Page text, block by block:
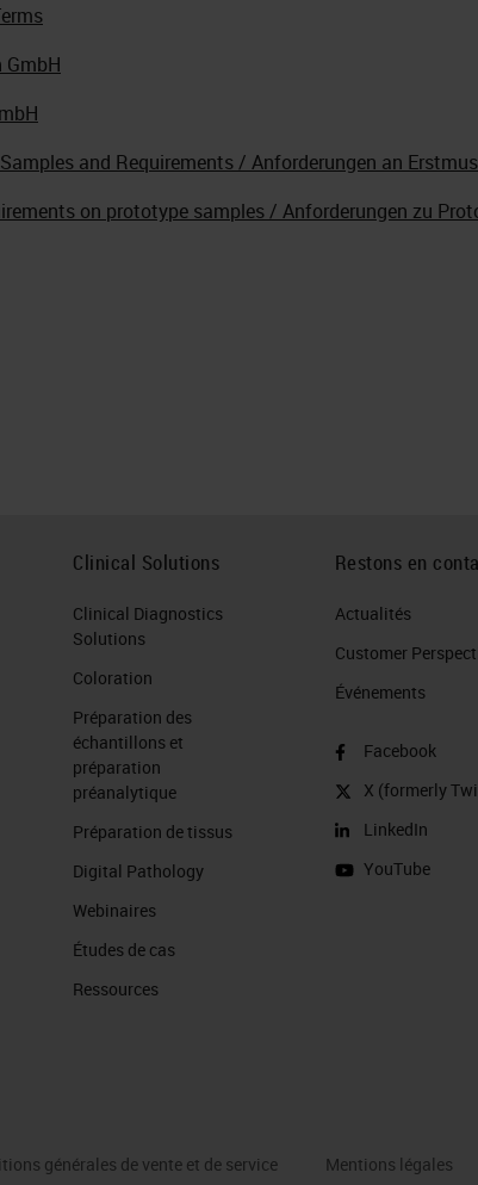
GmbH
and Requirements / Anforderungen an
on prototype samples / Anforderungen zu
Clinical Solutions
Clinical Diagnostics
Solutions
Coloration
Préparation des
échantillons et
préparation
préanalytique
Préparation de tissus
Digital Pathology
Webinaires
Études de cas
Ressources
Restons en
Actualités
Customer
Événements
Facebook
X (formerly
LinkedIn
YouTube
générales de vente et de service Mentions légales